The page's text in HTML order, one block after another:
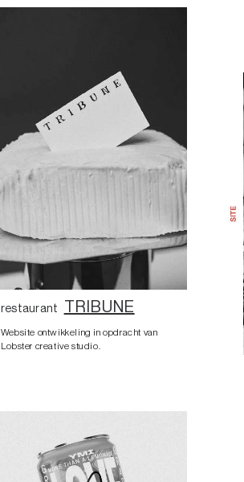
restaurant TRIBUNE
Website ontwikkeling in opdracht van
Lobster creative studio.